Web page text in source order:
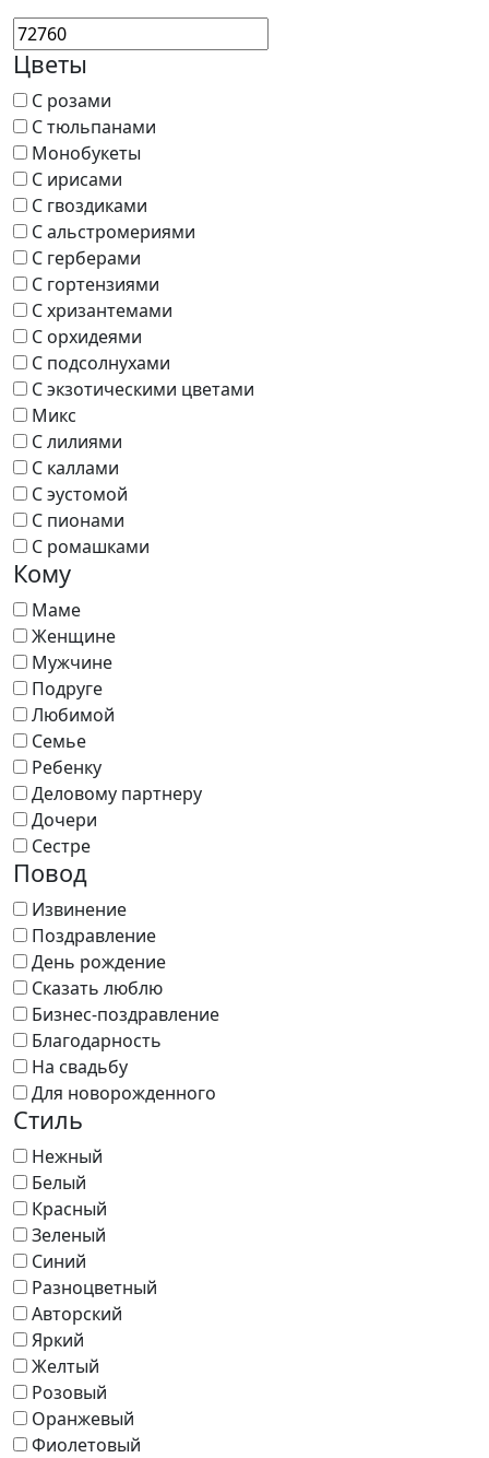
Цветы
С розами
С тюльпанами
Монобукеты
С ирисами
С гвоздиками
С альстромериями
С герберами
С гортензиями
С хризантемами
С орхидеями
С подсолнухами
С экзотическими цветами
Микс
С лилиями
С каллами
С эустомой
С пионами
С ромашками
Кому
Маме
Женщине
Мужчине
Подруге
Любимой
Семье
Ребенку
Деловому партнеру
Дочери
Сестре
Повод
Извинение
Поздравление
День рождение
Сказать люблю
Бизнес-поздравление
Благодарность
На свадьбу
Для новорожденного
Стиль
Нежный
Белый
Красный
Зеленый
Синий
Разноцветный
Авторский
Яркий
Желтый
Розовый
Оранжевый
Фиолетовый